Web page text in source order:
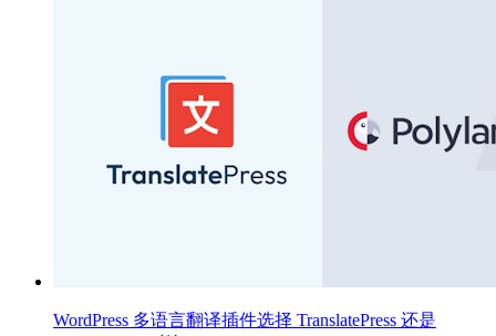
WordPress 多语言翻译插件选择 TranslatePress 还是